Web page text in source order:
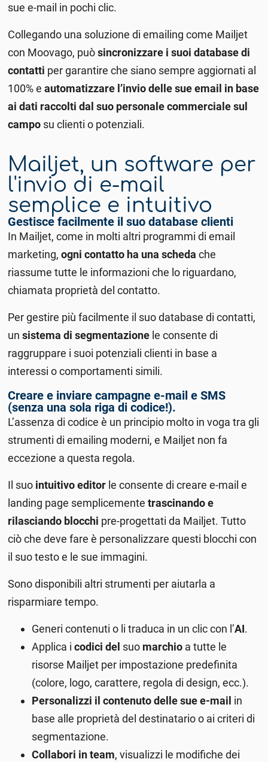
sue e-mail in pochi clic.
Collegando una soluzione di emailing come Mailjet
con Moovago, puòsincronizzare i suoi database di
contatti per garantire che siano sempre aggiornati al
100% eautomatizzare l’invio delle sue email in base
ai dati raccolti dal suo personale commerciale sul
campo su clienti o potenziali.
Mailjet, un software per
l'invio di e-mail
semplice e intuitivo
Gestisce facilmente il suo database clienti
In Mailjet, come in molti altri programmi di email
marketing,ogni contatto ha una scheda che
riassume tutte le informazioni che lo riguardano,
chiamata proprietà del contatto.
Per gestire più facilmente il suo database di contatti,
unsistema di segmentazione le consente di
raggruppare i suoi potenziali clienti in base a
interessi o comportamenti simili.
Creare e inviare campagne e-mail e SMS
(senza una sola riga di codice!).
L’assenza di codice è un principio molto in voga tra gli
strumenti di emailing moderni, e Mailjet non fa
eccezione a questa regola.
Il suo intuitivo editor le consente di creare e-mail e
landing page semplicementetrascinando e
rilasciando blocchi pre-progettati da Mailjet. Tutto
ciò che deve fare è personalizzare questi blocchi con
il suo testo e le sue immagini.
Sono disponibili altri strumenti per aiutarla a
risparmiare tempo.
Generi contenuti o li traduca in un clic con l’AI.
Applica icodici del suo marchio a tutte le
risorse Mailjet per impostazione predefinita
(colore, logo, carattere, regola di design, ecc.).
Personalizzi il contenuto delle sue e-mail in
base alle proprietà del destinatario o ai criteri di
segmentazione.
Collabori in team, visualizzi le modifiche dei